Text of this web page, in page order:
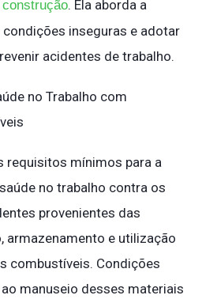
. Ela aborda a
inseguras e adotar
acidentes de trabalho.
no Trabalho com
requisitos mínimos para a
no trabalho contra os
provenientes das
armazenamento e utilização
combustíveis. Condições
manuseio desses materiais